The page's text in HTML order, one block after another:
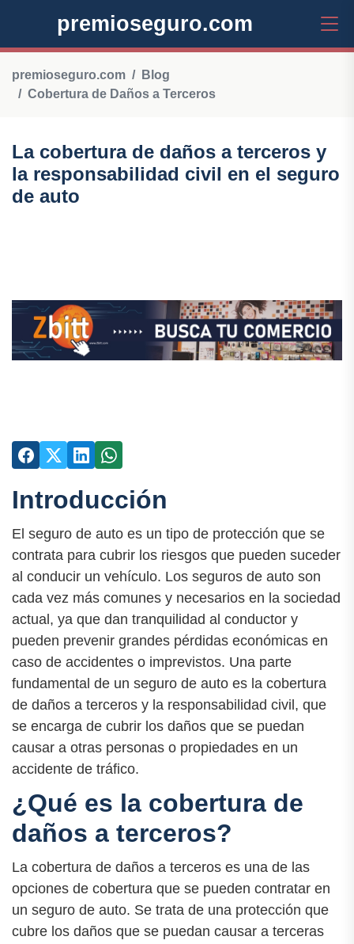
premioseguro.com
premioseguro.com
Blog
Cobertura de Daños a Terceros
La cobertura de daños a terceros y
la responsabilidad civil en el seguro
de auto
Introducción
El seguro de auto es un tipo de protección que se
contrata para cubrir los riesgos que pueden suceder
al conducir un vehículo. Los seguros de auto son
cada vez más comunes y necesarios en la sociedad
actual, ya que dan tranquilidad al conductor y
pueden prevenir grandes pérdidas económicas en
caso de accidentes o imprevistos. Una parte
fundamental de un seguro de auto es la cobertura
de daños a terceros y la responsabilidad civil, que
se encarga de cubrir los daños que se puedan
causar a otras personas o propiedades en un
accidente de tráfico.
¿Qué es la cobertura de
daños a terceros?
La cobertura de daños a terceros es una de las
opciones de cobertura que se pueden contratar en
un seguro de auto. Se trata de una protección que
cubre los daños que se puedan causar a terceras